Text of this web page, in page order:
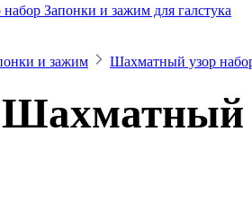
Запонки и зажим для галстука
и зажим Шахматный узор